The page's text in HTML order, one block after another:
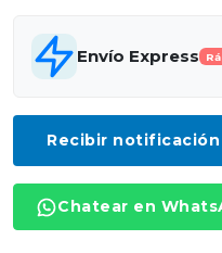
Envío Express
Recibir
Chatear en